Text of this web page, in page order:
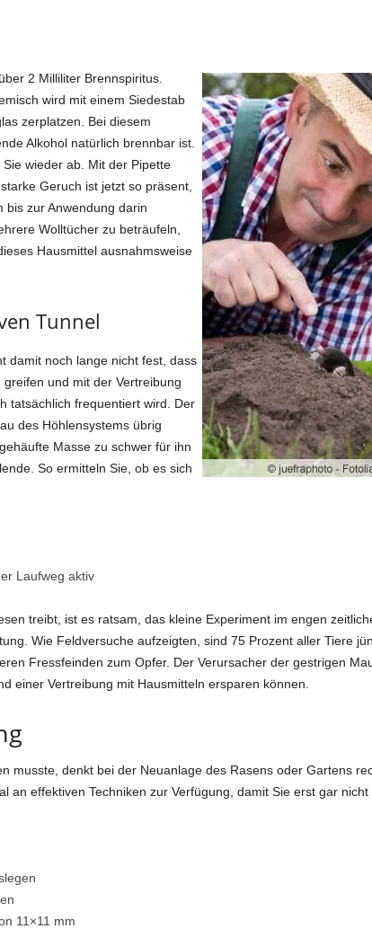
2 Milliliter Brennspiritus.
wird mit einem Siedestab
zerplatzen. Bei diesem
Alkohol natürlich brennbar ist.
wieder ab. Mit der Pipette
Geruch ist jetzt so präsent,
bis zur Anwendung darin
Wolltücher zu beträufeln,
Hausmittel ausnahmsweise
Tunnel
damit noch lange nicht fest, dass
und mit der Vertreibung
tatsächlich frequentiert wird. Der
des Höhlensystems übrig
Masse zu schwer für ihn
So ermitteln Sie, ob es sich
Laufweg aktiv
treibt, ist es ratsam, das kleine Experiment im engen
Wie Feldversuche aufzeigten, sind 75 Prozent aller Tiere
Fressfeinden zum Opfer. Der Verursacher der gestrigen
einer Vertreibung mit Hausmitteln ersparen können.
musste, denkt bei der Neuanlage des Rasens oder Gartens
effektiven Techniken zur Verfügung, damit Sie erst gar
11×11 mm